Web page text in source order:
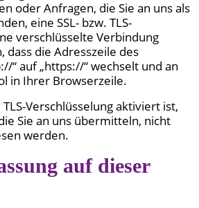
oder Anfragen, die Sie an uns als
eine SSL- bzw. TLS-
verschlüsselte Verbindung
dass die Adresszeile des
“ auf „https://“ wechselt und an
in Ihrer Browserzeile.
TLS-Verschlüsselung aktiviert ist,
Sie an uns übermitteln, nicht
werden.
auf dieser